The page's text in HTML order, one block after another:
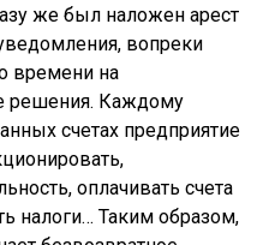
же был наложен арест
вопреки
времени на
решения. Каждому
счетах предприятие
оплачивать счета
налоги… Таким образом,